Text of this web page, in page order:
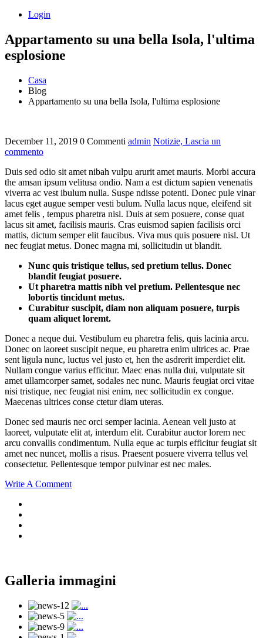
Login
Appartamento su una bella Isola, l'ultima
esplosione
Casa
Blog
Appartamento su una bella Isola, l'ultima esplosione
December 11, 2019 0 Commenti admin Notizie, Lascia un
commento
Duis sed odio sit amet nibah vulpu arurit amet mauris. Morbi accura
the amsan ipsum velitusa ondio. Nam a est dictum sapien venenatis
viverra ac vest ibulum nulla. Suspe ndisse potenti. Donec pule vinar
lacus eget augue semper vesti bulum. Nulla lacus nque, eleifend sit
amet felis , tempus pharetra nisl. Duis at sem posuere, conse quat
lacus sit amet, facilisis mauris. Cras euismod sapien facilisis orci
mattis, dictum semper elit faucibus. Viva mus quis posuere nisl. Ut
nec feugiat metus. Donec magna mi, sollicitudin ut blandit.
Nunc quis tristique tellus, sed pretium tellus. Donec
blandit feugiat posuere.
Ut pharetra mattis nibh vel pretium. Pellentesque nec
lobortis tincidunt metus.
Curabitur suscipit, diam non aliquam posuere, turpis
quam aliquet loremt.
Donec a neque dui. Vestibulum eu pharetra felis, quis lacinia arcu.
Donec on laoreet suscipit neque, eu pharetra enim ultrices ac. Prae
sent ligula nunc, luctus vel justo et, hen the asdrerit imperdiet elit.
Nullam congue varius efficitur. Maec enas nulla dui, vulputate sit
amet ullamcorper samet, sodales nec nunc. Mauris feugiat orci vitae
nisi tristique, nec feugiat nisi enim, nec sollicitudin ex congue.
Maecenas ultrices conse ctetur diam uteras.
Donec sed mauris nec orci semper lacinia. Aenean veli justo at
laoreet, vulputate elit at, interdum elit. Curabitur auctor lorem nec
arcu convallis condimentum. Nulla eque ac turpis efficitur feugiat sit
amet nec nuncet, mollis a risus. Praesent posuere viverra tellus vel
consectetur. Pellentesque tempor pulvinar est nec males.
Write A Comment
Galleria immagini